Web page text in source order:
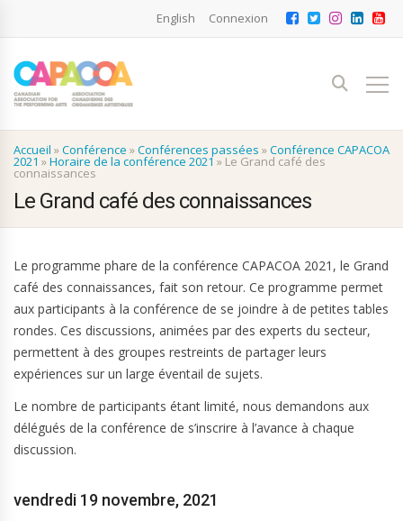
English Connexion
Accueil »Conférence »Conférences passées »Conférence CAPACOA
2021 »Horaire de la conférence 2021 » Le Grand café des
connaissances
Le Grand café des connaissances
Le programme phare de la conférence CAPACOA 2021, le Grand
café des connaissances, fait son retour. Ce programme permet
aux participants à la conférence de se joindre à de petites tables
rondes. Ces discussions, animées par des experts du secteur,
permettent à des groupes restreints de partager leurs
expériences sur un large éventail de sujets.
Le nombre de participants étant limité, nous demandons aux
délégués de la conférence de s’inscrire à l’avance à chaque
discussion.
vendredi 19 novembre, 2021